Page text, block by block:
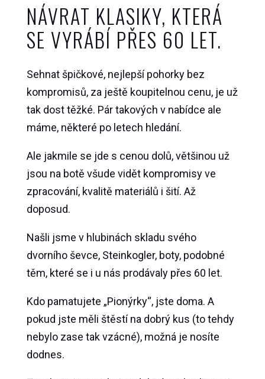
NÁVRAT KLASIKY, KTERÁ
SE VYRÁBÍ PŘES 60 LET.
Sehnat špičkové, nejlepší pohorky bez
kompromisů, za ještě koupitelnou cenu, je už
tak dost těžké. Pár takových v nabídce ale
máme, některé po letech hledání.
Ale jakmile se jde s cenou dolů, většinou už
jsou na botě všude vidět kompromisy ve
zpracování, kvalitě materiálů i šití. Až
doposud.
Našli jsme v hlubinách skladu svého
dvorního ševce, Steinkogler, boty, podobné
těm, které se i u nás prodávaly přes 60 let.
Kdo pamatujete „Pionýrky“, jste doma. A
pokud jste měli štěstí na dobrý kus (to tehdy
nebylo zase tak vzácné), možná je nosíte
dodnes.